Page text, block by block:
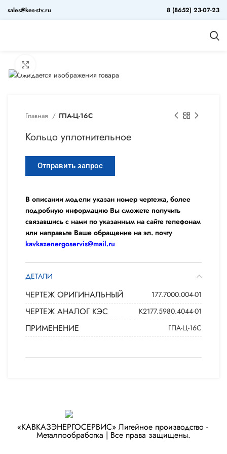
sales@kes-stv.ru 8 (8652) 23-07-23
Главная ГПА-Ц-16С
Кольцо уплотнительное
Отправить запрос
В описании модели указан номер чертежа, более
подробную информацию Вы сможете получить
связавшись с нами по указанным на сайте телефонам
или направьте Ваше обращение на эл. почту
kavkazenergoservis@mail.ru
ДЕТАЛИ
ЧЕРТЕЖ ОРИГИНАЛЬНЫЙ 177.7000.004-01
ЧЕРТЕЖ АНАЛОГ КЭС К2177.5980.4044-01
ПРИМЕНЕНИЕ ГПА-Ц-16С
«КАВКАЗЭНЕРГОСЕРВИС» ​Литейное производство - ​
Металлообработка | Все права защищены.